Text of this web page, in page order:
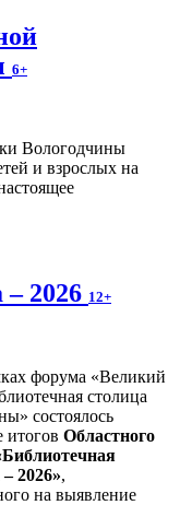
6+
и взрослых на
2026 12+
форума «Великий
столица
состоялось
итогов Областного
2026»,
на выявление